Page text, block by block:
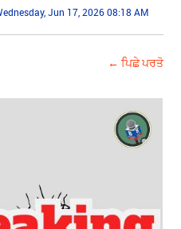
Jun 17, 2026 08:18 AM
← ਪਿਛੇ ਪਰਤੋ